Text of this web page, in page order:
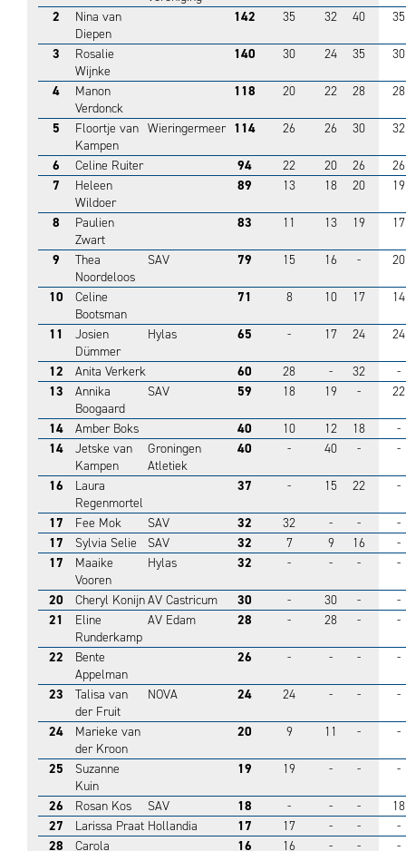
2
Nina van
Diepen
142 35 32 40 35
3
Rosalie
Wijnke
140 30 24 35 30
4
Manon
Verdonck
118 20 22 28 28
5
Floortje van
Kampen
Wieringermeer 114 26 26 30 32
6 Celine Ruiter 94 22 20 26
26
7
Heleen
Wildoer
89 13 18 20 19
8
Paulien
Zwart
83 11 13 19 17
9
Thea
Noordeloos
SAV 79 15 16 - 20
10
Celine
Bootsman
71 8 10 17 14
11
Josien
Dümmer
Hylas 65 - 17 24 24
12 Anita Verkerk 60 28 - 32
-
13
Annika
Boogaard
SAV 59 18 19 - 22
14 Amber Boks 40 10 12 18
-
14
Jetske van
Kampen
Groningen
Atletiek
40 - 40 - -
16
Laura
Regenmortel
37 - 15 22 -
17 Fee Mok SAV 32 32 - -
-
17
Sylvia Selie SAV 32 7 9 16
-
17
Maaike
Vooren
Hylas 32 - - - -
20 Cheryl KonijnAV Castricum 30 - 30 -
-
21
Eline
Runderkamp
AV Edam 28 - 28 - -
22
Bente
Appelman
26 - - - -
23
Talisa van
der Fruit
NOVA 24 24 - - -
24
Marieke van
der Kroon
20 9 11 - -
25
Suzanne
Kuin
19 19 - - -
26 Rosan Kos SAV 18 - - -
18
27
Larissa Praat Hollandia 17 17 - -
-
28
Carola
16 16 - - -